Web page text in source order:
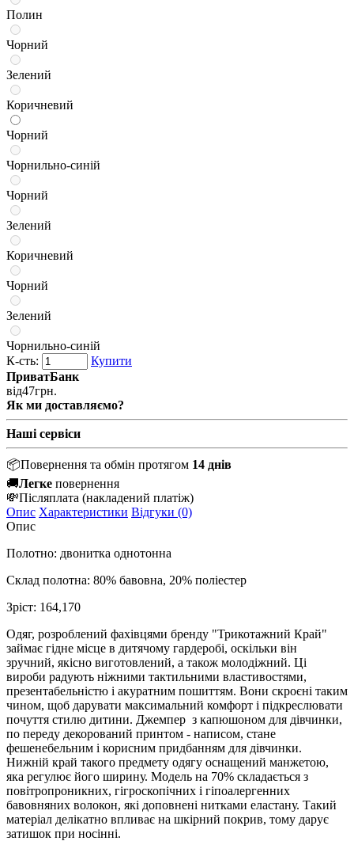
Полин
Чорний
Зелений
Коричневий
Чорний
Чорнильно-синій
Чорний
Зелений
Коричневий
Чорний
Зелений
Чорнильно-синій
К-сть:
Купити
ПриватБанк
від47грн.
Як ми доставляємо?
Наші сервіси
📦Повернення та обмін протягом 14 днів
🚚Легке повернення
💸Післяплата (накладений платіж)
Опис Характеристики Відгуки (0)
Опис
Полотно: двонитка однотонна
Склад полотна: 80% бавовна, 20% поліестер
Зріст: 164,170
Одяг, розроблений фахівцями бренду "Трикотажний Край"
займає гідне місце в дитячому гардеробі, оскільки він
зручний, якісно виготовлений, а також молодіжний. Ці
вироби радують ніжними тактильними властивостями,
презентабельністю і акуратним пошиттям. Вони скроєні таким
чином, щоб дарувати максимальний комфорт і підкреслювати
почуття стилю дитини. Джемпер з капюшоном для дівчинки,
по переду декорований принтом - написом, стане
фешенебельним і корисним придбанням для дівчинки.
Нижній край такого предмету одягу оснащений манжетою,
яка регулює його ширину. Модель на 70% складається з
повітропроникних, гігроскопічних і гіпоалергенних
бавовняних волокон, які доповнені нитками еластану. Такий
матеріал делікатно впливає на шкірний покрив, тому дарує
затишок при носінні.